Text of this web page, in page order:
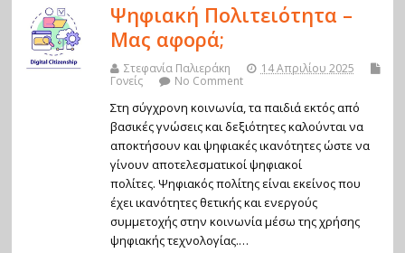
Ψηφιακή Πολιτειότητα –
Μας αφορά;
Στεφανία Παλιεράκη
14 Απριλίου 2025
Γονείς
No Comment
Στη σύγχρονη κοινωνία, τα παιδιά εκτός από
βασικές γνώσεις και δεξιότητες καλούνται να
αποκτήσουν και ψηφιακές ικανότητες ώστε να
γίνουν αποτελεσματικοί ψηφιακοί
πολίτες. Ψηφιακός πολίτης είναι εκείνος που
έχει ικανότητες θετικής και ενεργούς
συμμετοχής στην κοινωνία μέσω της χρήσης
ψηφιακής τεχνολογίας.…